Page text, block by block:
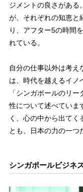
ジメントの良さがある
が、それぞれの知恵と
り、アフター5の時間
れている。
自分の仕事以外は考え
は、時代を越えるイノ
「シンガポールのリ
性について述べていま
く、心の中から出てく
とも、日本の力の一つ
シンガポールビジネ